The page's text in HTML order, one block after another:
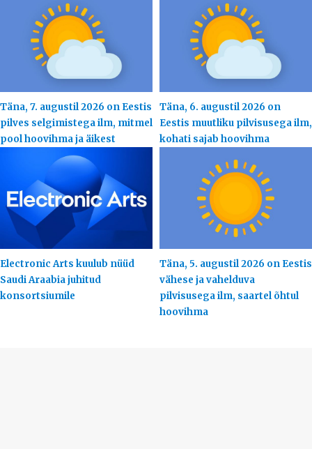
Täna, 7. augustil 2026 on Eestis
pilves selgimistega ilm, mitmel
pool hoovihma ja äikest
Täna, 6. augustil 2026 on
Eestis muutliku pilvisusega ilm,
kohati sajab hoovihma
Electronic Arts kuulub nüüd
Saudi Araabia juhitud
konsortsiumile
Täna, 5. augustil 2026 on Eestis
vähese ja vahelduva
pilvisusega ilm, saartel õhtul
hoovihma